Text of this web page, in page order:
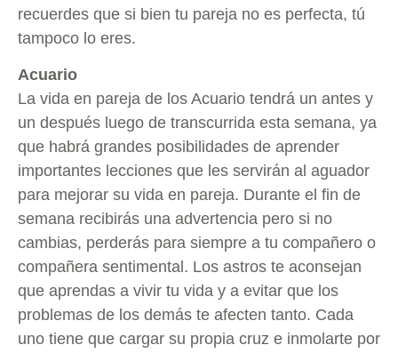
recuerdes que si bien tu pareja no es perfecta, tú
tampoco lo eres.
Acuario
La vida en pareja de los Acuario tendrá un antes y
un después luego de transcurrida esta semana, ya
que habrá grandes posibilidades de aprender
importantes lecciones que les servirán al aguador
para mejorar su vida en pareja. Durante el fin de
semana recibirás una advertencia pero si no
cambias, perderás para siempre a tu compañero o
compañera sentimental. Los astros te aconsejan
que aprendas a vivir tu vida y a evitar que los
problemas de los demás te afecten tanto. Cada
uno tiene que cargar su propia cruz e inmolarte por